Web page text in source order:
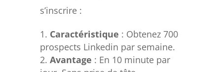
s’inscrire :
Caractéristique : Obtenez 700
prospects Linkedin par semaine.
Avantage : En 10 minute par